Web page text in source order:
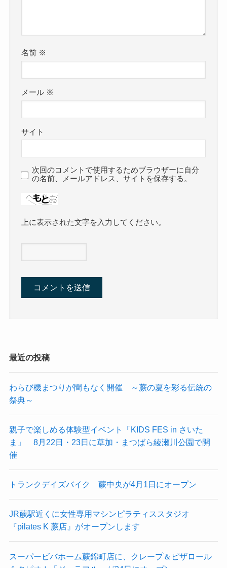
名前 ※
メール ※
サイト
次回のコメントで使用するためブラウザーに自分
の名前、メールアドレス、サイトを保存する。
上に表示された文字を入力してください。
最近の投稿
わらび機まつりが間もなく開催 ～蕨の夏を彩る伝統の
祭典～
親子で楽しめる体験型イベント「KIDS FES in さいた
ま」 8月22日・23日に草加・まつばら綾瀬川公園で開
催
トランクデイズバイク 蕨中央が4月1日にオープン
JR蕨駅近くに女性専用マシンピラティススタジオ
『pilates K 蕨店』がオープンします
スーパービバホーム蕨錦町店に、クレープ＆ピザロール